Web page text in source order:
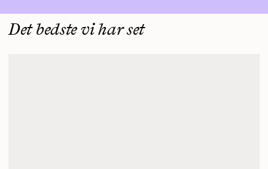
Det bedste vi har set